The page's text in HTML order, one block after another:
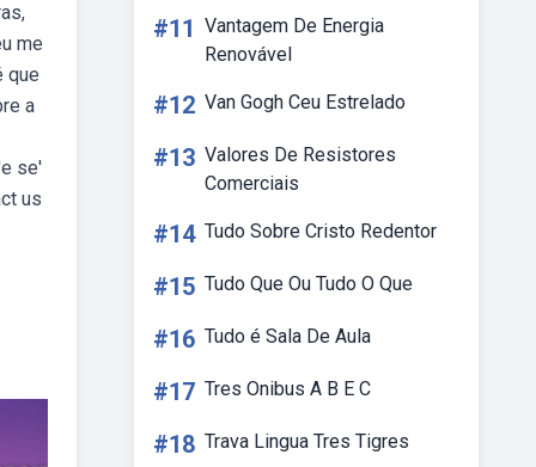
me
que
a
se'
us
#11 Vantagem De Energia
Renovável
#12 Van Gogh Ceu Estrelado
#13 Valores De Resistores
Comerciais
#14 Tudo Sobre Cristo Redentor
#15 Tudo Que Ou Tudo O Que
#16 Tudo é Sala De Aula
#17 Tres Onibus A B E C
#18 Trava Lingua Tres Tigres